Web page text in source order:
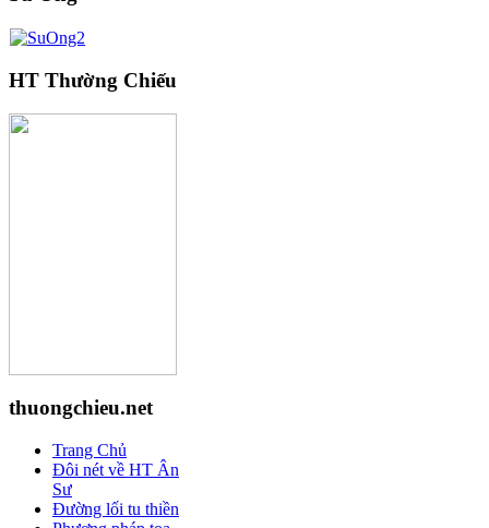
HT Thường Chiếu
thuongchieu.net
Trang Chủ
Đôi nét về HT Ân
Sư
Đường lối tu thiền